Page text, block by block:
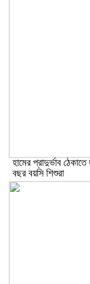
হামের প্রাদুর্ভাব
বছর বয়সি শিশুরা